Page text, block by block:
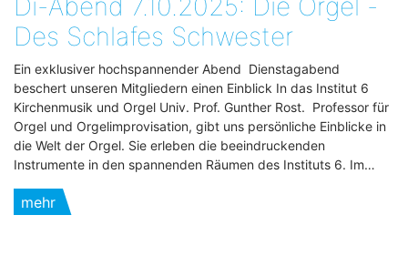
Di-Abend 7.10.2025: Die Orgel -
Des Schlafes Schwester
Ein exklusiver hochspannender Abend Dienstagabend
beschert unseren Mitgliedern einen Einblick In das Institut 6
Kirchenmusik und Orgel Univ. Prof. Gunther Rost. Professor für
Orgel und Orgelimprovisation, gibt uns persönliche Einblicke in
die Welt der Orgel. Sie erleben die beeindruckenden
Instrumente in den spannenden Räumen des Instituts 6. Im…
mehr